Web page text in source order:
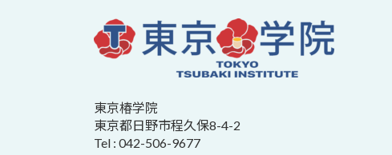
東京椿学院
東京都日野市程久保8-4-2
Tel : 042-506-9677